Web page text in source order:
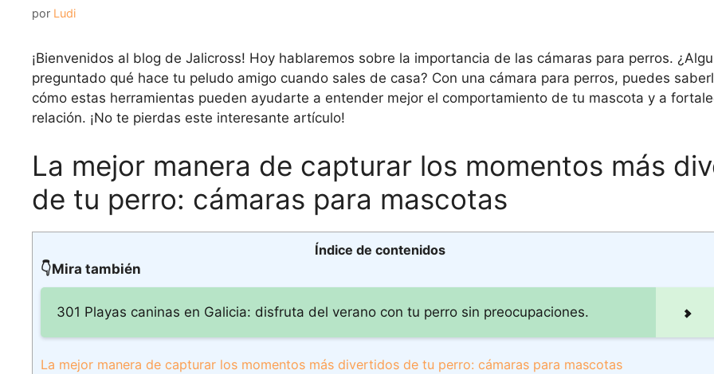
por Ludi
¡Bienvenidos al blog de Jalicross! Hoy hablaremos sobre la importancia de las cámaras para perros.
preguntado qué hace tu peludo amigo cuando sales de casa? Con una cámara para perros, puedes
cómo estas herramientas pueden ayudarte a entender mejor el comportamiento de tu mascota y a
relación. ¡No te pierdas este interesante artículo!
La mejor manera de capturar los momentos más
de tu perro: cámaras para mascotas
Índice de contenidos
👇Mira también
301 Playas caninas en Galicia: disfruta del verano con tu perro sin preocupaciones.
La mejor manera de capturar los momentos más divertidos de tu perro: cámaras para mascotas